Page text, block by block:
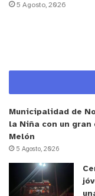
5 Agosto, 2026
Municipalidad de
la Niña con un
Melón
5 Agosto, 2026